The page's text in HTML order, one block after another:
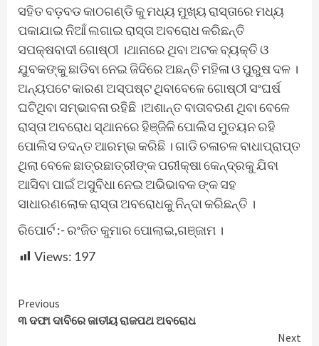
ସହିତ ବଡ଼ବଡ କାଠଗଣ୍ଡି କୁ ମଧ୍ୟ ମୁଖ୍ୟ ରାସ୍ତାରେ ମଧ୍ୟ
ପକାଯାଇ ନିଆଁ ଲଗାଇ ରାସ୍ତା ଅବରୋଧ କରିଛନ୍ତି
ସପକ୍ଷବାଦୀ ଗୋଷ୍ଠୀ ।ଥାନାରେ ଥିବା ଅଟକ ବ୍ୟକ୍ତି ଓ
ଯୁବକଙ୍କୁ ଛାଡିବା ନେଇ ଜିଦିରେ ଅଛନ୍ତି ମହିଳା ଓ ପୁରୁଷ ଦଳ ।
ଅନ୍ୟପଟେ କାରଣ ଅସ୍ପଷ୍ଟ ଥିବାବେଳେ ଗୋଷ୍ଠୀ ସଂଘର୍ଷ
ଘଟିଥିବା ସମ୍ଭାବନା ରହିଛି ।ଅଶାନ୍ତ ବାତାବରଣ ଥିବା ବେଳେ
ରାସ୍ତା ଅବରୋଧ ସ୍ଥାନରେ ହିଞ୍ଜିଳି ପୋଲିସ ମୁତୟନ ରହି
ପୋଲିସ ତଦନ୍ତ ଆରମ୍ଭ କରିଛି । ଗାଡି ଚଳାଚଳ ବାଧାପ୍ରାପ୍ତ
ଥିଲା ବେଳେ ଛାତ୍ରଛାତ୍ରୀଙ୍କ ପରୀକ୍ଷା କେନ୍ଦ୍ରକୁ ଯିବା
ଆସିବା ପାଇଁ ଅସୁବିଧା ନେଇ ଅଭିଭାବକ ଙ୍କ ସହ
ସାଧାରଣଲୋକ ରାସ୍ତା ଅବରୋଧକୁ ନିନ୍ଦା କରିଛନ୍ତି ।
ରିପୋର୍ଟ :- ରଂଜିତ କୁମାର ପୋଲାଇ,ଗଞ୍ଜାମ ।
Views: 197
Continue
Reading
Previous
୩ ଦଫା ଦାବିରେ ଜାତୀୟ ରାଜପଥ ଅବରୋଧ
Next